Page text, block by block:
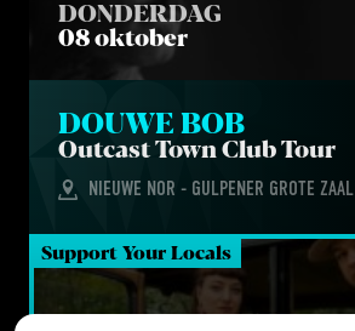
DONDERDAG
08 oktober
DOU­WE BOB
Out­cast Town Club Tour
NIEUWE NOR - GULPENER GROTE ZAAL
Support Your Locals